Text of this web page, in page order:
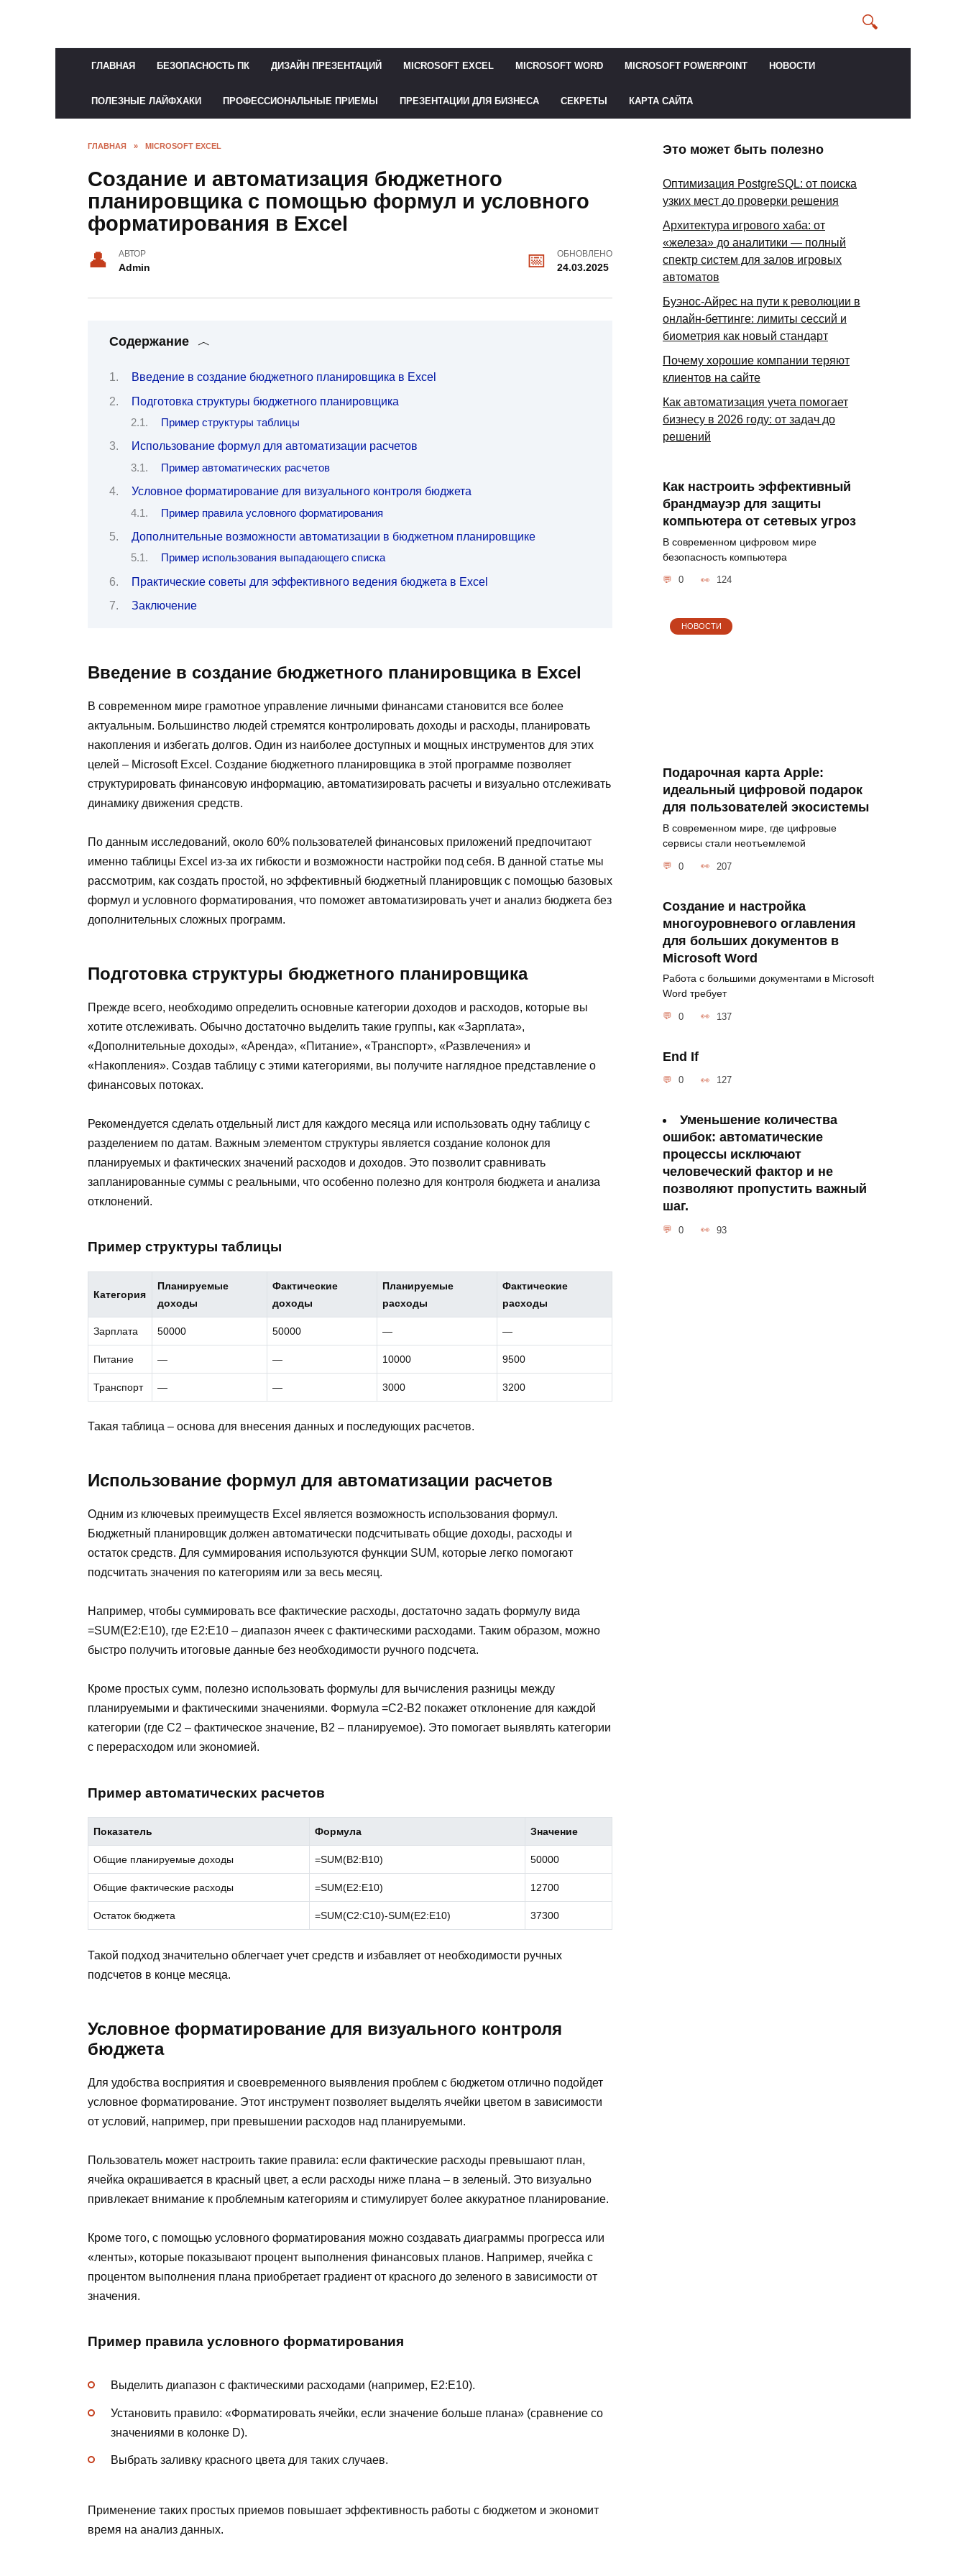
ГЛАВНАЯ БЕЗОПАСНОСТЬ ПК ДИЗАЙН ПРЕЗЕНТАЦИЙ MICROSOFT EXCEL MICROSOFT WORD MICROSOFT POWERPOINT НОВОСТИ
ПОЛЕЗНЫЕ ЛАЙФХАКИ ПРОФЕССИОНАЛЬНЫЕ ПРИЕМЫ ПРЕЗЕНТАЦИИ ДЛЯ БИЗНЕСА СЕКРЕТЫ КАРТА САЙТА
ГЛАВНАЯ » MICROSOFT EXCEL
Создание и автоматизация бюджетного
планировщика с помощью формул и условного
форматирования в Excel
АВТОР
Admin
ОБНОВЛЕНО
24.03.2025
Содержание
Введение в создание бюджетного планировщика в Excel
Подготовка структуры бюджетного планировщика
Пример структуры таблицы
Использование формул для автоматизации расчетов
Пример автоматических расчетов
Условное форматирование для визуального контроля бюджета
Пример правила условного форматирования
Дополнительные возможности автоматизации в бюджетном планировщике
Пример использования выпадающего списка
Практические советы для эффективного ведения бюджета в Excel
Заключение
Введение в создание бюджетного планировщика в Excel
В современном мире грамотное управление личными финансами становится все более
актуальным. Большинство людей стремятся контролировать доходы и расходы, планировать
накопления и избегать долгов. Один из наиболее доступных и мощных инструментов для этих
целей – Microsoft Excel. Создание бюджетного планировщика в этой программе позволяет
структурировать финансовую информацию, автоматизировать расчеты и визуально отслеживать
динамику движения средств.
По данным исследований, около 60% пользователей финансовых приложений предпочитают
именно таблицы Excel из-за их гибкости и возможности настройки под себя. В данной статье мы
рассмотрим, как создать простой, но эффективный бюджетный планировщик с помощью базовых
формул и условного форматирования, что поможет автоматизировать учет и анализ бюджета без
дополнительных сложных программ.
Подготовка структуры бюджетного планировщика
Прежде всего, необходимо определить основные категории доходов и расходов, которые вы
хотите отслеживать. Обычно достаточно выделить такие группы, как «Зарплата»,
«Дополнительные доходы», «Аренда», «Питание», «Транспорт», «Развлечения» и
«Накопления». Создав таблицу с этими категориями, вы получите наглядное представление о
финансовых потоках.
Рекомендуется сделать отдельный лист для каждого месяца или использовать одну таблицу с
разделением по датам. Важным элементом структуры является создание колонок для
планируемых и фактических значений расходов и доходов. Это позволит сравнивать
запланированные суммы с реальными, что особенно полезно для контроля бюджета и анализа
отклонений.
Пример структуры таблицы
Категория
Планируемые
доходы
Фактические
доходы
Планируемые
расходы
Фактические
расходы
Зарплата 50000 50000 — —
Питание — — 10000 9500
Транспорт — — 3000 3200
Такая таблица – основа для внесения данных и последующих расчетов.
Использование формул для автоматизации расчетов
Одним из ключевых преимуществ Excel является возможность использования формул.
Бюджетный планировщик должен автоматически подсчитывать общие доходы, расходы и
остаток средств. Для суммирования используются функции SUM, которые легко помогают
подсчитать значения по категориям или за весь месяц.
Например, чтобы суммировать все фактические расходы, достаточно задать формулу вида
=SUM(E2:E10), где E2:E10 – диапазон ячеек с фактическими расходами. Таким образом, можно
быстро получить итоговые данные без необходимости ручного подсчета.
Кроме простых сумм, полезно использовать формулы для вычисления разницы между
планируемыми и фактическими значениями. Формула =C2-B2 покажет отклонение для каждой
категории (где C2 – фактическое значение, B2 – планируемое). Это помогает выявлять категории
с перерасходом или экономией.
Пример автоматических расчетов
Показатель Формула Значение
Общие планируемые доходы =SUM(B2:B10) 50000
Общие фактические расходы =SUM(E2:E10) 12700
Остаток бюджета =SUM(C2:C10)-SUM(E2:E10) 37300
Такой подход значительно облегчает учет средств и избавляет от необходимости ручных
подсчетов в конце месяца.
Условное форматирование для визуального контроля
бюджета
Для удобства восприятия и своевременного выявления проблем с бюджетом отлично подойдет
условное форматирование. Этот инструмент позволяет выделять ячейки цветом в зависимости
от условий, например, при превышении расходов над планируемыми.
Пользователь может настроить такие правила: если фактические расходы превышают план,
ячейка окрашивается в красный цвет, а если расходы ниже плана – в зеленый. Это визуально
привлекает внимание к проблемным категориям и стимулирует более аккуратное планирование.
Кроме того, с помощью условного форматирования можно создавать диаграммы прогресса или
«ленты», которые показывают процент выполнения финансовых планов. Например, ячейка с
процентом выполнения плана приобретает градиент от красного до зеленого в зависимости от
значения.
Пример правила условного форматирования
Выделить диапазон с фактическими расходами (например, E2:E10).
Установить правило: «Форматировать ячейки, если значение больше плана» (сравнение со
значениями в колонке D).
Выбрать заливку красного цвета для таких случаев.
Применение таких простых приемов повышает эффективность работы с бюджетом и экономит
время на анализ данных.
Это может быть полезно
Оптимизация PostgreSQL: от поиска
узких мест до проверки решения
Архитектура игрового хаба: от
«железа» до аналитики — полный
спектр систем для залов игровых
автоматов
Буэнос-Айрес на пути к революции в
онлайн-беттинге: лимиты сессий и
биометрия как новый стандарт
Почему хорошие компании теряют
клиентов на сайте
Как автоматизация учета помогает
бизнесу в 2026 году: от задач до
решений
Как настроить эффективный
брандмауэр для защиты
компьютера от сетевых угроз
В современном цифровом мире
безопасность компьютера
0 124
НОВОСТИ
Подарочная карта Apple:
идеальный цифровой подарок
для пользователей экосистемы
В современном мире, где цифровые
сервисы стали неотъемлемой
0 207
Создание и настройка
многоуровневого оглавления
для больших документов в
Microsoft Word
Работа с большими документами в Microsoft
Word требует
0 137
End If
0 127
Уменьшение количества
ошибок: автоматические
процессы исключают
человеческий фактор и не
позволяют пропустить важный
шаг.
0 93